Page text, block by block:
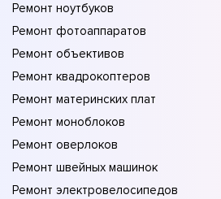
Ремонт ноутбуков
Ремонт фотоаппаратов
Ремонт объективов
Ремонт квадрокоптеров
Ремонт материнских плат
Ремонт моноблоков
Ремонт оверлоков
Ремонт швейных машинок
Ремонт электровелосипедов